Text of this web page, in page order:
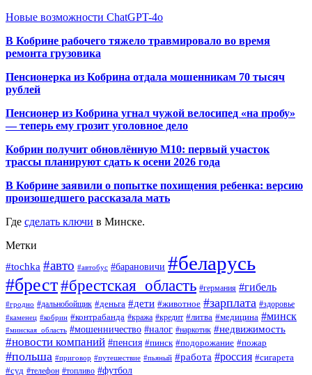
Новые возможности ChatGPT-4o
В Кобрине рабочего тяжело травмировало во время
ремонта грузовика
Пенсионерка из Кобрина отдала мошенникам 70 тысяч
рублей
Пенсионер из Кобрина угнал чужой велосипед «на пробу»
— теперь ему грозит уголовное дело
Кобрин получит обновлённую М10: первый участок
трассы планируют сдать к осени 2026 года
В Кобрине заявили о попытке похищения ребенка: версию
произошедшего рассказала мать
Где сделать ключи в Минске.
Метки
#tochka #авто #автобус #барановичи #беларусь
#брест#брестская_область #германия #гибель
#гродно #дальнобойщик #деньга #дети #животное #зарплата #здоровье
#каменец #кобрин #контрабанда #кража #кредит #литва #медицина #минск
#минская_область #мошенничество #налог #наркотик #недвижимость
#новости компаний #пенсия #пинск #подорожание #пожар
#польша #приговор #путешествие #пьяный #работа #россия #сигарета
#суд #телефон #топливо #футбол